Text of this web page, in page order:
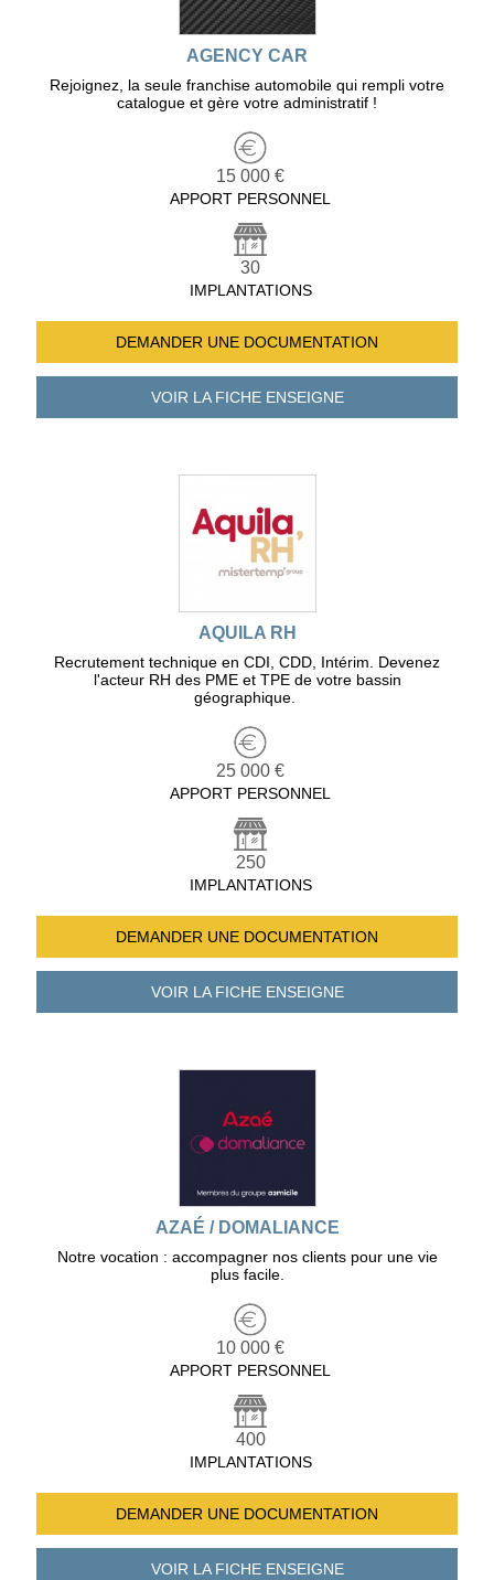
AGENCY CAR
Rejoignez, la seule franchise automobile qui rempli votre
catalogue et gère votre administratif !
15 000 €
APPORT PERSONNEL
30
IMPLANTATIONS
DEMANDER UNE DOCUMENTATION
VOIR LA FICHEENSEIGNE
AQUILA RH
Recrutement technique en CDI, CDD, Intérim. Devenez
l'acteur RH des PME et TPE de votre bassin
géographique.
25 000 €
APPORT PERSONNEL
250
IMPLANTATIONS
DEMANDER UNE DOCUMENTATION
VOIR LA FICHEENSEIGNE
AZAÉ / DOMALIANCE
Notre vocation : accompagner nos clients pour une vie
plus facile.
10 000 €
APPORT PERSONNEL
400
IMPLANTATIONS
DEMANDER UNE DOCUMENTATION
VOIR LA FICHEENSEIGNE